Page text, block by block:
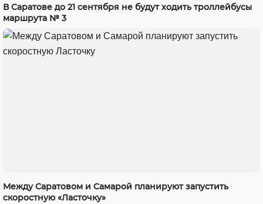
В Саратове до 21 сентября не будут ходить троллейбусы
маршрута № 3
Между Саратовом и Самарой планируют запустить
скоростную «Ласточку»